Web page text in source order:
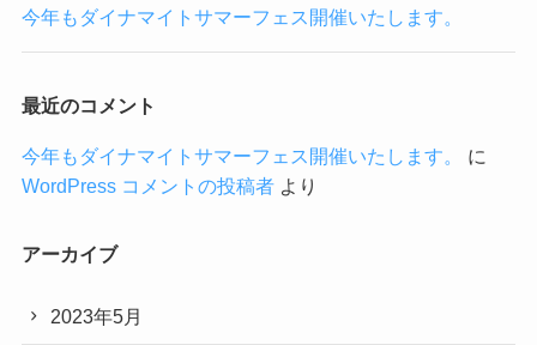
今年もダイナマイトサマーフェス開催いたします。
最近のコメント
今年もダイナマイトサマーフェス開催いたします。
に
WordPress コメントの投稿者より
アーカイブ
2023年5月